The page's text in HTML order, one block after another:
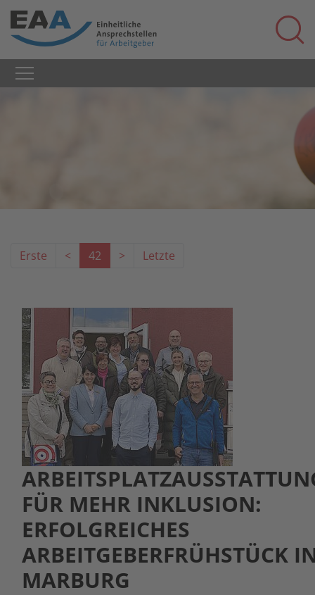
Erste < 42 > Letzte
FÜR MEHR INKLUSION:
ERFOLGREICHES
ARBEITGEBERFRÜHSTÜCK
MARBURG